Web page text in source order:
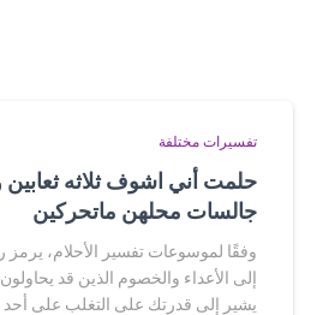
تفسيرات مختلفة
حلمت أني اشوف ثلاثه ثعابين
جالسات محلهن ماتحركين
وفقًا لموسوعات تفسير الأحلام، يرمز
إلى الأعداء والخصوم الذين قد
يشير إلى قدرتك على التغلب على أحد